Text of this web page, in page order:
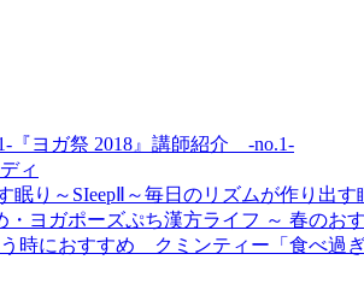
『ヨガ祭 2018』講師紹介 -no.1-
ィ
SIeepⅡ～毎日のリズムが作り出す
ぷち漢方ライフ ～ 春のお
「食べ過